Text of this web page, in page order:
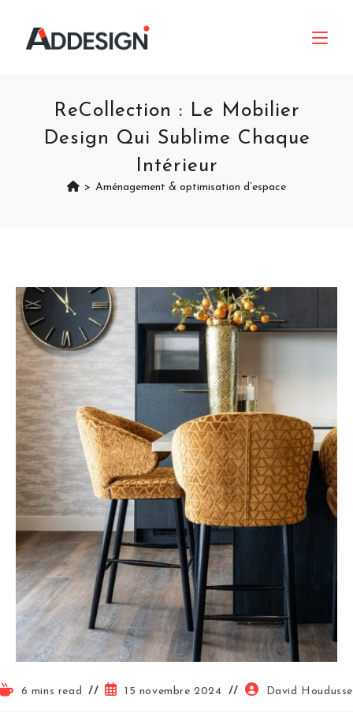
ReCollection : Le Mobilier
Design Qui Sublime Chaque
Intérieur
> Aménagement & optimisation d’espace
6 mins read 15 novembre 2024 David Houdusse